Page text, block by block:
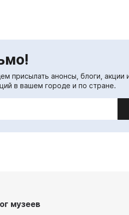
присылать анонсы, блоги, акции
в вашем городе и по стране.
музеев